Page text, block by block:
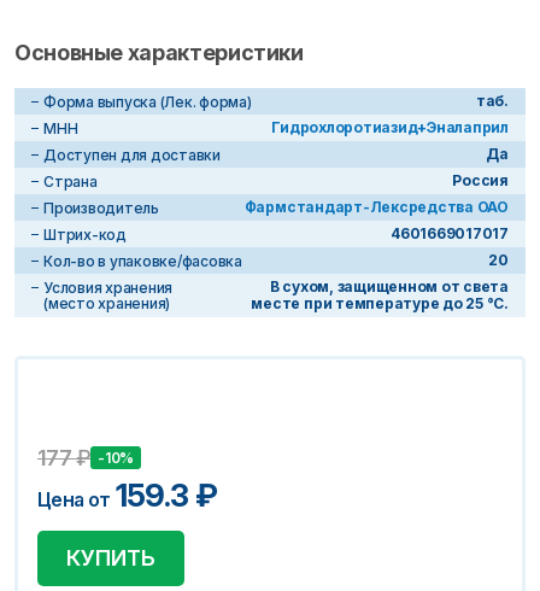
Основные характеристики
Форма выпуска (Лек. форма)
таб.
МНН
Гидрохлоротиазид+Эналаприл
Доступен для доставки
Да
Страна
Россия
Производитель
Фармстандарт-Лексредства ОАО
Штрих-код
4601669017017
Кол-во в упаковке/фасовка
20
Условия хранения
(место хранения)
В сухом, защищенном от света
месте при температуре до 25 °С.
177₽ -10%
Цена от 159.3 ₽
КУПИТЬ